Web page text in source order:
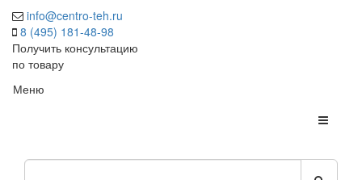
info@centro-teh.ru
8 (495) 181-48-98
Получить консультацию
по товару
Меню